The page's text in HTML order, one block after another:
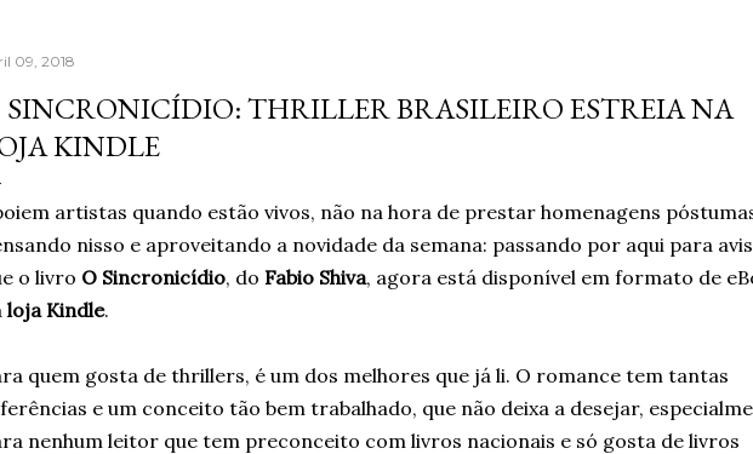
seguro poderia fazer toda diferença. Era algo
muita gente já fazia de forma intuitiva, mas que
palavras. A verdade é qu...
09, 2018
SINCRONICÍDIO: THRILLER BRASILEIRO ESTREIA NA
KINDLE
artistas quando estão vivos, não na hora de prestar homenagens
nisso e aproveitando a novidade da semana: passando por aqui para
o livro O Sincronicídio, do Fabio Shiva, agora está disponível em formato de
loja Kindle.
quem gosta de thrillers, é um dos melhores que já li. O romance tem tantas
e um conceito tão bem trabalhado, que não deixa a desejar,
nenhum leitor que tem preconceito com livros nacionais e só gosta de livros